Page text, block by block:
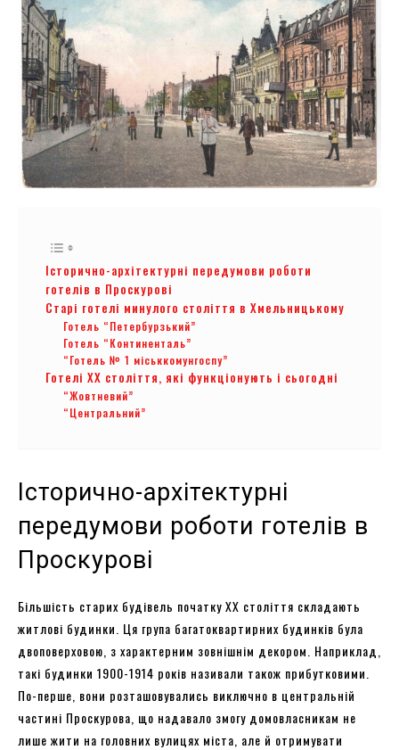
Історично-архітектурні передумови роботи
готелів в Проскурові
Старі готелі минулого століття в Хмельницькому
Готель “Петербурзький”
Готель “Континенталь”
“Готель № 1 міськкомунгоспу”
Готелі XX століття, які функціонують і сьогодні
“Жовтневий”
“Центральний”
Історично-архітектурні
передумови роботи готелів в
Проскурові
Більшість старих будівель початку XX століття складають
житлові будинки. Ця група багатоквартирних будинків була
двоповерховою, з характерним зовнішнім декором. Наприклад,
такі будинки 1900-1914 років називали також прибутковими.
По-перше, вони розташовувались виключно в центральній
частині Проскурова, що надавало змогу домовласникам не
лише жити на головних вулицях міста, але й отримувати